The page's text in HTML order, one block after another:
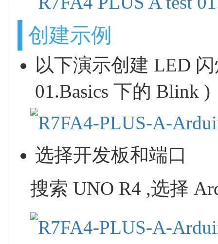
创建示例
以下演示创建 LED
01.Basics 下的 Blink )
选择开发板和端口
搜索 UNO R4 ,选择